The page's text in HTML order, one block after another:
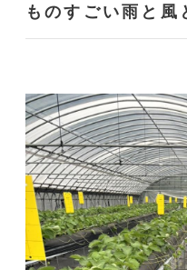
ものすごい雨と風